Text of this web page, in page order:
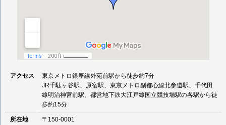
アクセス
東京メトロ銀座線外苑前駅から徒歩約7分
JR千駄ヶ谷駅、原宿駅、東京メトロ副都心線北参道駅、千代田
線明治神宮前駅、都営地下鉄大江戸線国立競技場駅の各駅から徒
歩約15分
所在地
〒150-0001